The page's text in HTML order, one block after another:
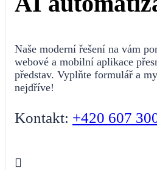
Naše moderní řešení na vám
webové a mobilní aplikace
představ. Vyplňte formulář a
nejdříve!
Kontakt: +420 607